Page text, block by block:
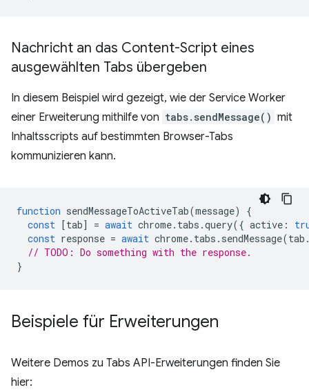
Nachricht an das Content-Script eines
ausgewählten Tabs übergeben
In diesem Beispiel wird gezeigt, wie der Service Worker
einer Erweiterung mithilfe von tabs.sendMessage() mit
Inhaltsscripts auf bestimmten Browser-Tabs
kommunizieren kann.
function sendMessageToActiveTab(message)
{
const [tab] = await chrome. tabs .query({ active :
const response = await chrome. tabs . sendMessage(tab
// TODO: Do something with the response.
}
Beispiele für Erweiterungen
Weitere Demos zu Tabs API-Erweiterungen finden Sie
hier: